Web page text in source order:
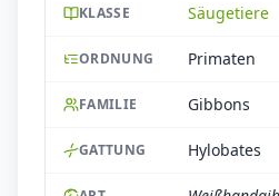
KLASSE Säugetiere
ORDNUNG Primaten
FAMILIE Gibbons
GATTUNG Hylobates